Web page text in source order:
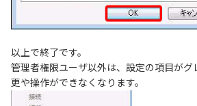
以上で終了です。
管理者権限ユーザ以外は、設定の項目がグ
更や操作ができなくなります。